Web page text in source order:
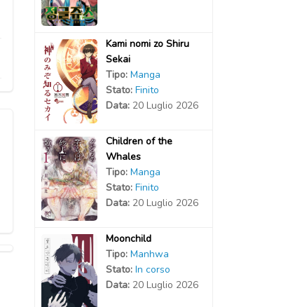
Kami nomi zo Shiru
Sekai
Tipo: Manga
Stato: Finito
Data: 20 Luglio 2026
Children of the
Whales
Tipo: Manga
Stato: Finito
Data: 20 Luglio 2026
Moonchild
Tipo: Manhwa
Stato: In corso
Data: 20 Luglio 2026